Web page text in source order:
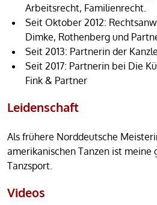
Arbeitsrecht, Familienrecht.
Seit Oktober 2012:
Dimke, Rothenberg und
Seit 2013: Partnerin der
Seit 2017: Partnerin bei Die
Fink & Partner
Leidenschaft
Als frühere Norddeutsche
amerikanischen Tanzen ist meine
Tanzsport.
Videos